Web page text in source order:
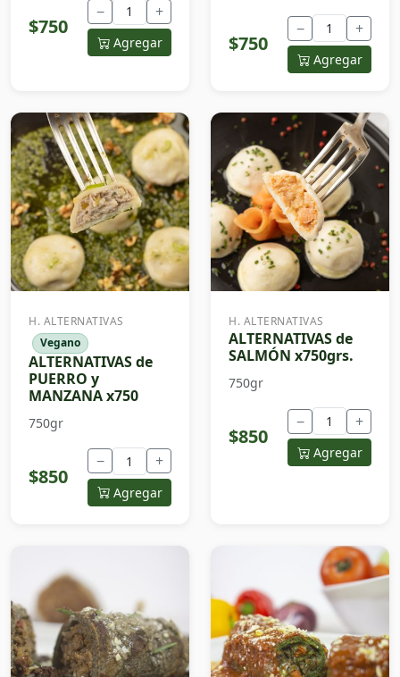
$750
− +
Agregar $750
− +
Agregar
H. ALTERNATIVAS
Vegano
ALTERNATIVAS de
PUERRO y
MANZANA x750
750gr
$850
− +
Agregar
H. ALTERNATIVAS
ALTERNATIVAS de
SALMÓN x750grs.
750gr
$850
− +
Agregar